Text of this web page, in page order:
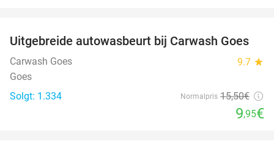
36%
Uitgebreide autowasbeurt bij Carwash Goes
Carwash Goes 9.7 star
Goes
Solgt: 1.334
Normalpris 15,50€
9,95€